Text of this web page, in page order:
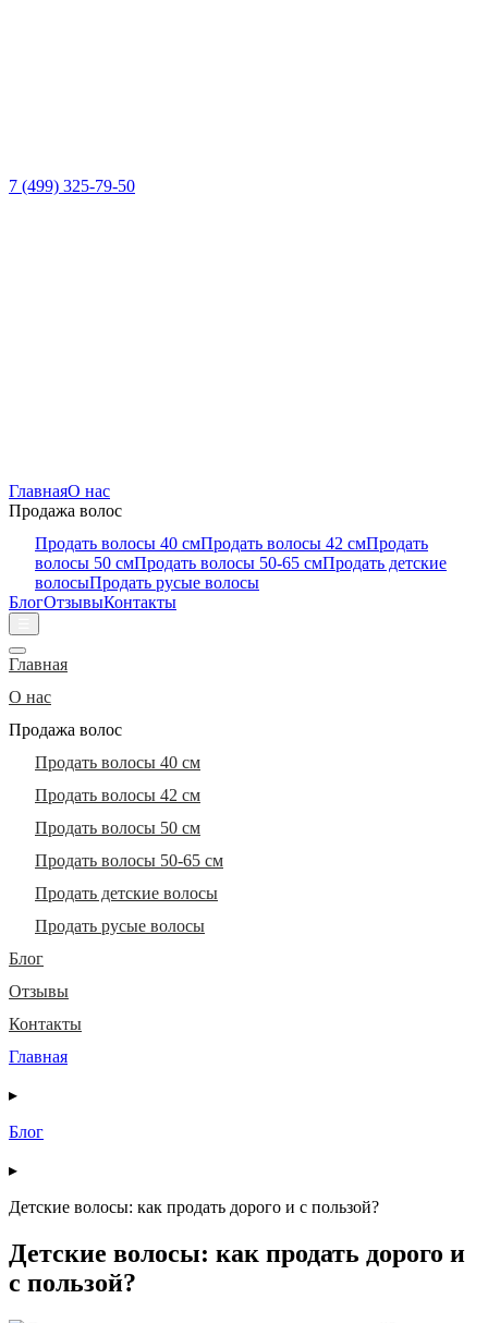
7 (499) 325-79-50
ГлавнаяО нас
Продажа волос
Продать волосы 40 смПродать волосы 42 смПродать
волосы 50 смПродать волосы 50-65 смПродать детские
волосыПродать русые волосы
БлогОтзывыКонтакты
Главная
О нас
Продажа волос
Продать волосы 40 см
Продать волосы 42 см
Продать волосы 50 см
Продать волосы 50-65 см
Продать детские волосы
Продать русые волосы
Блог
Отзывы
Контакты
Главная
▸
Блог
▸
Детские волосы: как продать дорого и с пользой?
Детские волосы: как продать дорого и
с пользой?